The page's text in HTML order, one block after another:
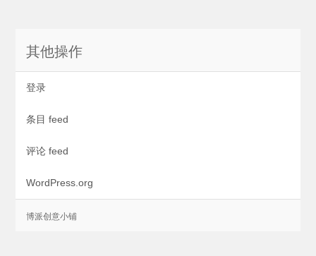
其他操作
登录
条目 feed
评论 feed
WordPress.org